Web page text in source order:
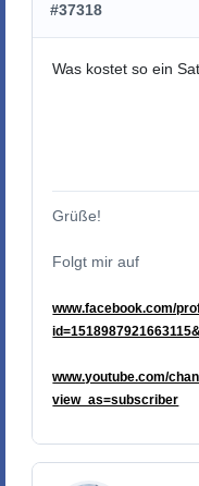
#37318
Was kostet so ein
Grüße!
Folgt mir auf
www.facebook.com/
www.youtube.com/
view_as=subscriber